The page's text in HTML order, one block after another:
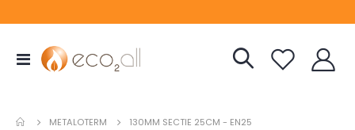
Toggle
Nav
METALOTERM 130MM SECTIE 25CM - EN25